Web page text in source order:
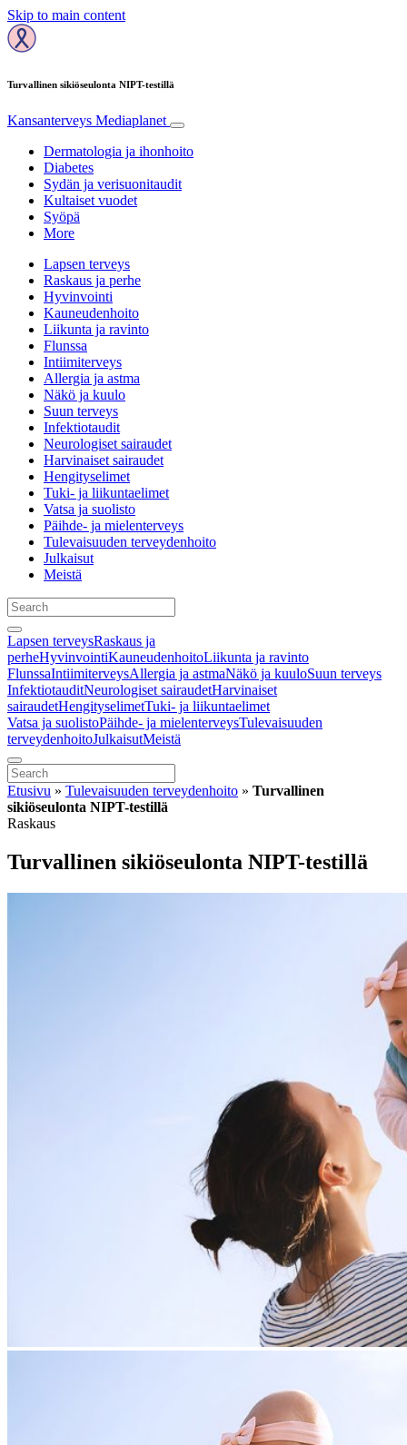
Skip to main content
Turvallinen sikiöseulonta NIPT-testillä
Kansanterveys Mediaplanet
Dermatologia ja ihonhoito
Diabetes
Sydän ja verisuonitaudit
Kultaiset vuodet
Syöpä
More
Lapsen terveys
Raskaus ja perhe
Hyvinvointi
Kauneudenhoito
Liikunta ja ravinto
Flunssa
Intiimiterveys
Allergia ja astma
Näkö ja kuulo
Suun terveys
Infektiotaudit
Neurologiset sairaudet
Harvinaiset sairaudet
Hengityselimet
Tuki- ja liikuntaelimet
Vatsa ja suolisto
Päihde- ja mielenterveys
Tulevaisuuden terveydenhoito
Julkaisut
Meistä
Lapsen terveysRaskaus ja
perheHyvinvointiKauneudenhoitoLiikunta ja ravinto
FlunssaIntiimiterveysAllergia ja astmaNäkö ja kuuloSuun terveys
InfektiotauditNeurologiset sairaudetHarvinaiset
sairaudetHengityselimetTuki- ja liikuntaelimet
Vatsa ja suolistoPäihde- ja mielenterveysTulevaisuuden
terveydenhoitoJulkaisutMeistä
Etusivu » Tulevaisuuden terveydenhoito » Turvallinen
sikiöseulonta NIPT-testillä
Raskaus
Turvallinen sikiöseulonta NIPT-testillä